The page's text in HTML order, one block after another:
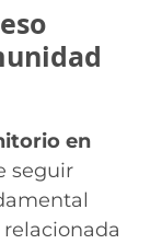
en
seguir